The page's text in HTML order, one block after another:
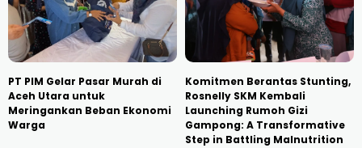
PT PIM Gelar Pasar Murah di
Aceh Utara untuk
Meringankan Beban Ekonomi
Warga
Komitmen Berantas Stunting,
Rosnelly SKM Kembali
Launching Rumoh Gizi
Gampong: A Transformative
Step in Battling Malnutrition